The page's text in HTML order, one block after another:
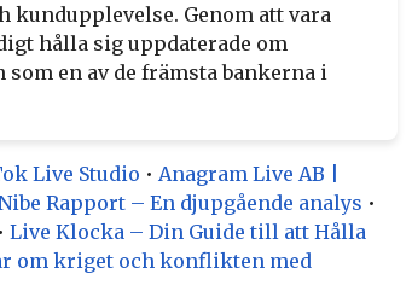
Genom att vara
hålla sig uppdaterade om
en av de främsta bankerna i
Live Studio • Anagram Live AB |
Rapport – En djupgående analys •
• Live Klocka – Din Guide till att Hålla
om kriget och konflikten med